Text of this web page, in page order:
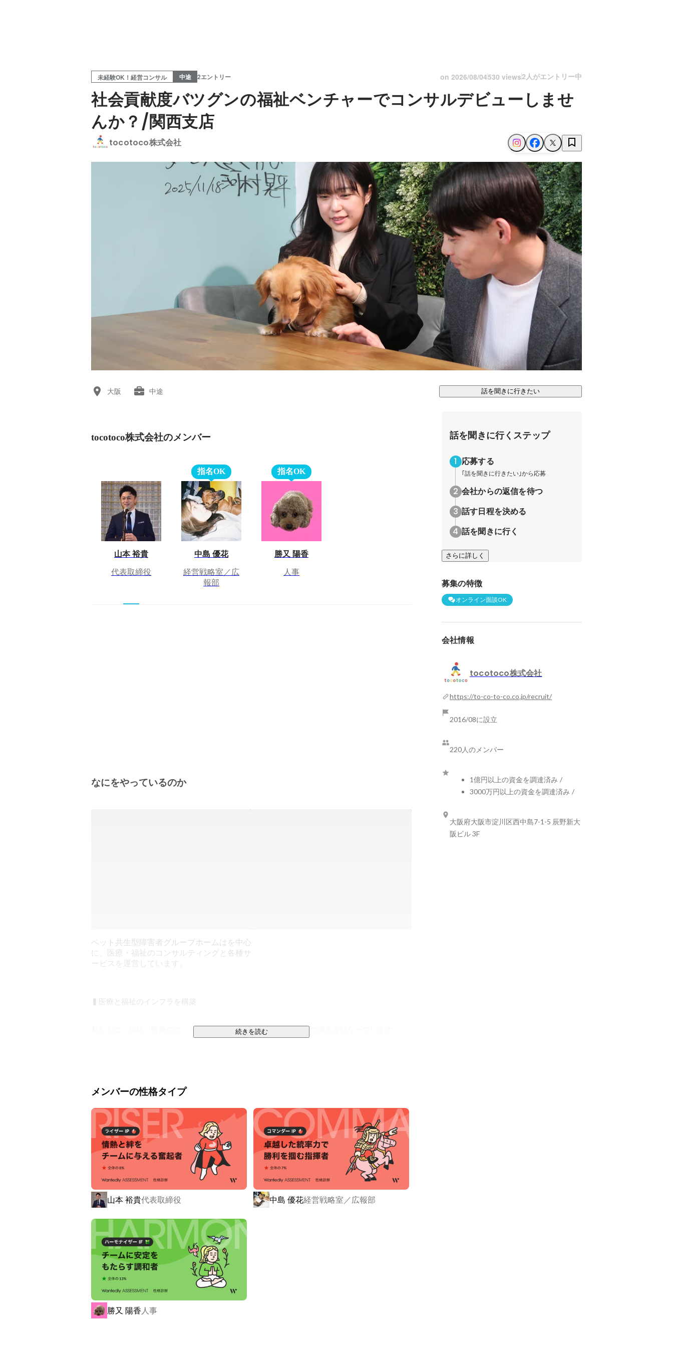
未経験OK！経営コンサル 中途 2エントリー on 2026/08/04530 views2人がエントリー中
社会貢献度バツグンの福祉ベンチャーでコンサルデビューしませ
んか？/関西支店
tocotoco株式会社
大阪 中途 話を聞きに行きたい
tocotoco株式会社のメンバー
山本 裕貴
代表取締役
指名OK
中島 優花
経営戦略室／広
報部
指名OK
勝又 陽香
人事
なにをやっているのか
ペット共生型障害者グループホームはを中心
に、医療・福祉のコンサルティングと各種サ
ービスを運営しています。
▍医療と福祉のインフラを構築
私たちは、福祉・医療のコンサルティングと、tocotocoブランドの運営を行なっています。
・日中サービス支援型障害者グループホーム：tocotoco residence
・生活介護・障がい者デイサービス：tocotoco day
・就労継続支援サービス：tocotoco work
※企業HP：https://to-co-to-co.co.jp/
中でも、tocotoco homeの一つである「ペット共生型障害者グループホーム」は、
一般的な障がい者グループホームとは異なり、空き家を活用し、保護犬や保護猫の引き取りを
推奨。
ト殺処分問題」という3つの社会課題を解決するユニークなビジネスモデルで業界内外から注目
を浴びています。
2018年8月からスタートし、オープン累計は2000拠点となり、1万人を超える障がいのある
方々の生活を支援しています。
また、2021年3月には、日本マーケティングリサーチ機構の調査において「障がい者グループ
ホーム開設拠点数」「障がい者グループホーム毎月の新規開設数」の二部門でNo.1を取得しま
続きを読む
メンバーの性格タイプ
山本 裕貴代表取締役 中島 優花経営戦略室／広報部
勝又 陽香 人事
話を聞きに行くステップ
応募する
｢話を聞きに行きたい｣から応募
会社からの返信を待つ
話す日程を決める
話を聞きに行く
さらに詳しく
募集の特徴
オンライン面談OK
会社情報
tocotoco株式会社
https://to-co-to-co.co.jp/recruit/
2016/08に設立
220人のメンバー
1億円以上の資金を調達済み /
3000万円以上の資金を調達済み /
大阪府大阪市淀川区西中島7-1-5 辰野新大
阪ビル 3F